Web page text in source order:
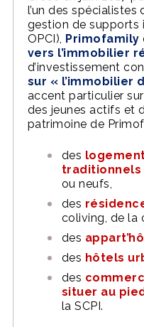
l’un des
gestion de supports
OPCI), Primofamily
vers l’immobilier
d’investissement
sur « l’immobilier
accent particulier
des jeunes actifs et
patrimoine de
des
traditionnels
ou neufs,
des
coliving, de la
des
des hôtels
des
situer au
la SCPI.